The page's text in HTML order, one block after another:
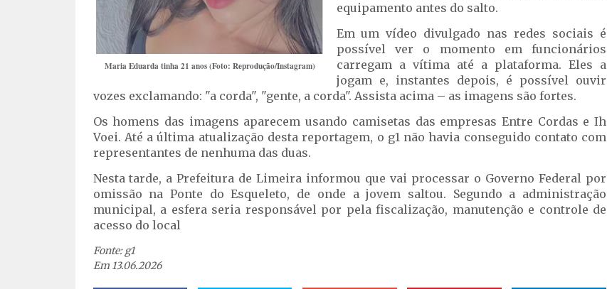
Maria Eduarda tinha 21 anos (Foto: Reprodução/Instagram)
equipamento antes do salto.
Em um vídeo divulgado nas redes sociais é
possível ver o momento em funcionários
carregam a vítima até a plataforma. Eles a
jogam e, instantes depois, é possível ouvir
vozes exclamando: "a corda", "gente, a corda". Assista acima – as imagens são fortes.
Os homens das imagens aparecem usando camisetas das empresas Entre Cordas e Ih
Voei. Até a última atualização desta reportagem, o g1 não havia conseguido contato com
representantes de nenhuma das duas.
Nesta tarde, a Prefeitura de Limeira informou que vai processar o Governo Federal por
omissão na Ponte do Esqueleto, de onde a jovem saltou. Segundo a administração
municipal, a esfera seria responsável por pela fiscalização, manutenção e controle de
acesso do local
Fonte: g1
Em 13.06.2026